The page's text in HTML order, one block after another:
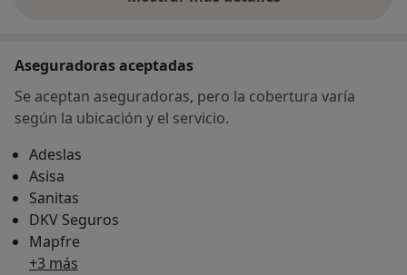
sobre la dirección
Aseguradoras aceptadas
Se aceptan aseguradoras, pero la cobertura varía
según la ubicación y el servicio.
Adeslas
Asisa
Sanitas
DKV Seguros
Mapfre
+3 más